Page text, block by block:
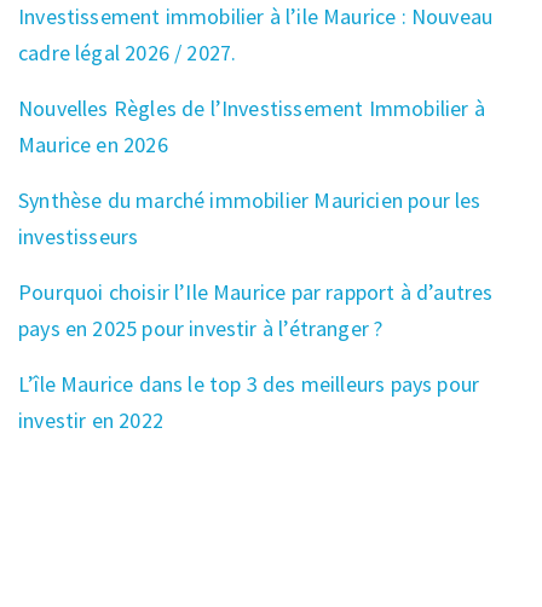
Investissement immobilier à l’ile Maurice : Nouveau
cadre légal 2026 / 2027.
Nouvelles Règles de l’Investissement Immobilier à
Maurice en 2026
Synthèse du marché immobilier Mauricien pour les
investisseurs
Pourquoi choisir l’Ile Maurice par rapport à d’autres
pays en 2025 pour investir à l’étranger ?
L’île Maurice dans le top 3 des meilleurs pays pour
investir en 2022